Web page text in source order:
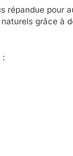
répandue pour
grâce à
: